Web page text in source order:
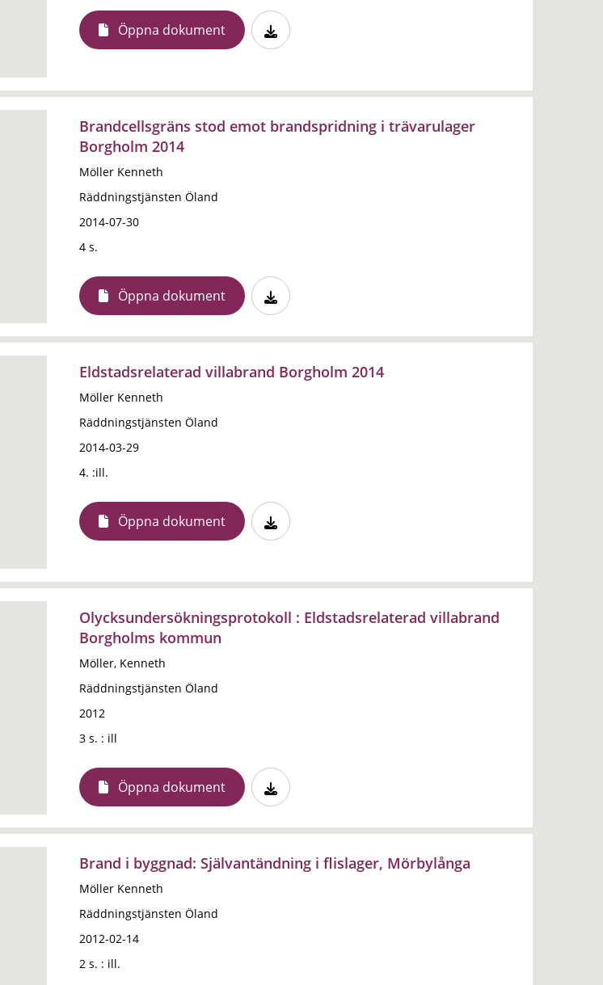
Öppna dokument
Brandcellsgräns stod emot brandspridning i trävarulager
Borgholm 2014
Möller Kenneth
Räddningstjänsten Öland
2014-07-30
4 s.
Öppna dokument
Eldstadsrelaterad villabrand Borgholm 2014
Möller Kenneth
Räddningstjänsten Öland
2014-03-29
4. :ill.
Öppna dokument
Olycksundersökningsprotokoll : Eldstadsrelaterad villabrand
Borgholms kommun
Möller, Kenneth
Räddningstjänsten Öland
2012
3 s. : ill
Öppna dokument
Brand i byggnad: Självantändning i flislager, Mörbylånga
Möller Kenneth
Räddningstjänsten Öland
2012-02-14
2 s. : ill.